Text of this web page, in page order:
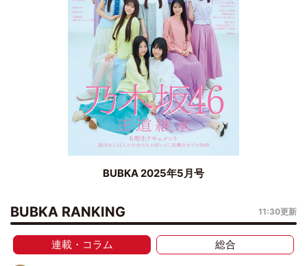
BUBKA 2025年5月号
BUBKA RANKING 11:30更新
連載・コラム 総合